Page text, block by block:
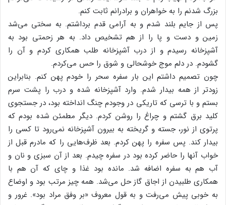
بزرگ شدنم را به خواهران و برادرانم ثابت کنم.
پس از جایم بلند شدم و به آرامی قدم برداشتم. به سختی می‌شد
زمین و دست و پا را از هم تشخیص داد. به هر زحمتی بود به
آشپزخانه رسیدم و از درب آشپزخانه طلب همکاری کردم و آن را
گشودم. در دلم موج خوشحالی و شوق را حس می‌کردم.
چون تصمیم داشتم این بار سفره سحر را خودم پهن کنم. بنابراین
زودتر از همه بیدار شدم. وارد آشپزخانه شده و درب را پشت سرم
بستم و با ترسی که تاریکی در وجودم چنگ انداخته بود، در جستجوی
کلید برق گشتم و چراغ را روشن کردم. دیگر مطمئن شده بودم که
پرتوی از نور، جسته و گریخته به بیرون آشپزخانه نمی‌رود تا کسی را
بیدار کند. پس سفره را پهن کردم. بعد ظرف‌هایی را که مادرم قبل از
خواب آنها را حاضر کرده بود در سفره چیدم. بعد از آن سبزی و نان و
آب هم به سفره اضافه شد. مانده بود غذا و چای که آن هم با
همکاری طلبیدن از اجاق گاز حل می‌شد. همه چیز مرتب بود و اوضاع
به خوبی پیش می‌رفت و به قول معروف «بر وفق مراد بود». غرور و